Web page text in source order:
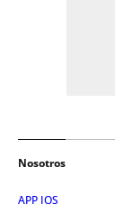
Nosotros
APP IOS